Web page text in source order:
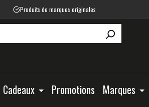
Produits de marques originales
Cadeaux Promotions Marques